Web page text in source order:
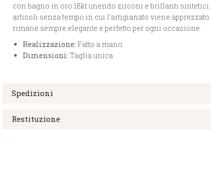
con bagno in oro 18kt unendo zirconi e brillanti
articoli senza tempo in cui l'artigianato viene apprezzato
rimane sempre elegante e perfetto per ogni occasione.
Realizzazione: Fatto a mano
Dimensioni: Taglia unica
Spedizioni
Restituzione